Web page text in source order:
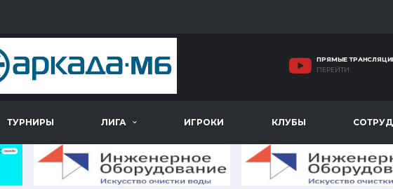
ПРЯМЫЕ
ПЕРЕЙТИ
ТУРНИРЫ ЛИГА ИГРОКИ КЛУБЫ